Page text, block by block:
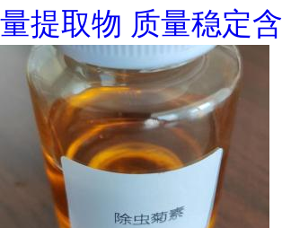
量提取物 质量稳定